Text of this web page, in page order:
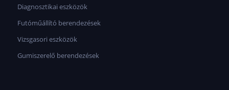
Diagnosztikai eszközök
Futóműállító berendezések
Vizsgasori eszközök
Gumiszerelő berendezések